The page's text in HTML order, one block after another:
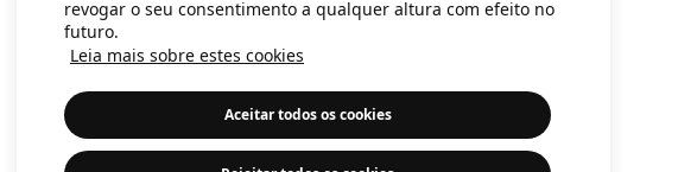
revogar o seu consentimento a qualquer altura com efeito no
futuro.
Leia mais sobre estes cookies
Aceitar todos os cookies